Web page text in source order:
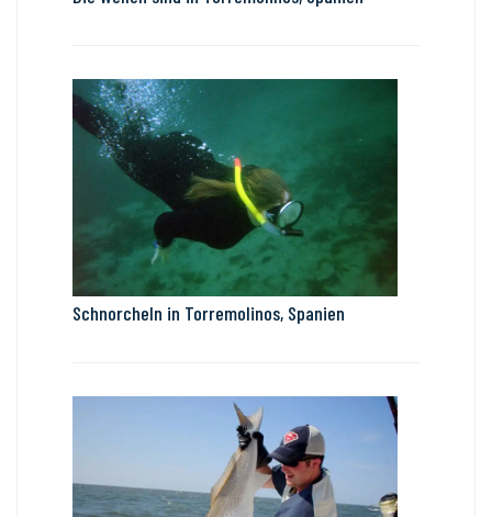
Schnorcheln in Torremolinos, Spanien